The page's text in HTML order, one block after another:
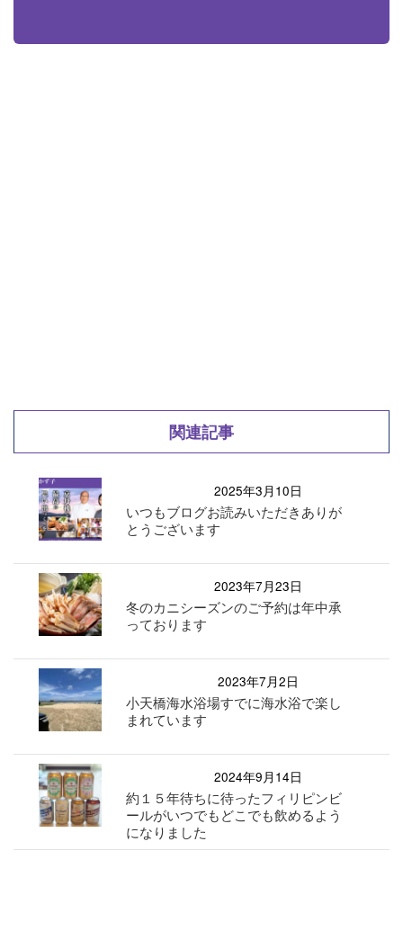
関連記事
2025年3月10日
いつもブログお読みいただきありが
とうございます
2023年7月23日
冬のカニシーズンのご予約は年中承
っております
2023年7月2日
小天橋海水浴場すでに海水浴で楽し
まれています
2024年9月14日
約１５年待ちに待ったフィリピンビ
ールがいつでもどこでも飲めるよう
になりました